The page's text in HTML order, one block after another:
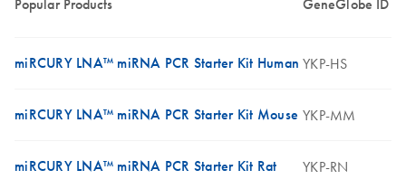
Popular Products GeneGlobe ID
miRCURY LNA™ miRNA PCR Starter Kit Human YKP-HS
miRCURY LNA™ miRNA PCR Starter Kit Mouse YKP-MM
miRCURY LNA™ miRNA PCR Starter Kit Rat YKP-RN